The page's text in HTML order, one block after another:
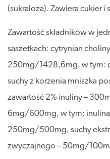
(sukraloza). Zawiera cukier i
Zawartość składników w
saszetkach: cytrynian
250mg/1428,6mg, w tym:
suchy z korzenia mniszka
zawartość 2% inuliny –
6mg/600mg, w tym: inulina
250mg/500mg, suchy
zwyczajnego – 50mg/